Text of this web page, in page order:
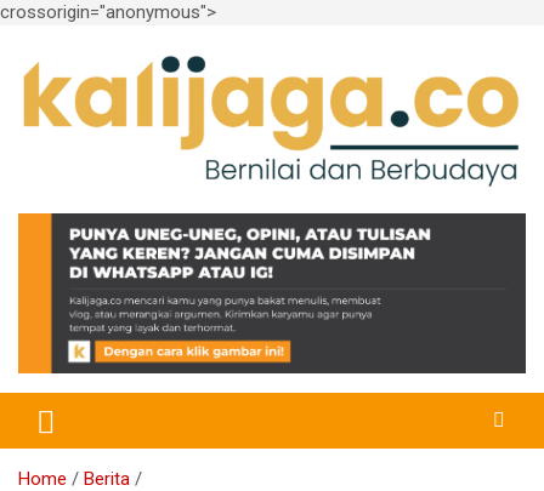
crossorigin="anonymous">
content
kalijaga.co
Home
Berita